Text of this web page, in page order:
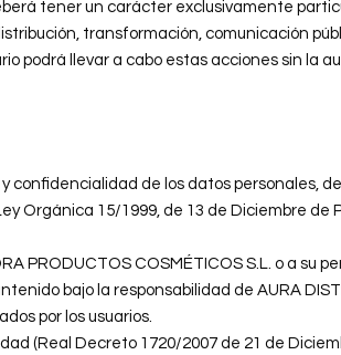
tener un carácter exclusivamente
transformación, comunicación
podrá llevar a cabo estas acciones sin la
confidencialidad de los datos personales,
Orgánica 15/1999, de 13 de Diciembre de
PRODUCTOS COSMÉTICOS S.L. o a su
bajo la responsabilidad de AURA
por los usuarios.
(Real Decreto 1720/2007 de 21 de